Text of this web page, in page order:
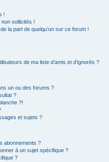
!
sollicités !
la part de quelqu’un sur ce forum !
de ma liste d’amis et d’ignorés ?
un ou des forums ?
?
?!
et sujets ?
abonnements ?
à un sujet spécifique ?
?